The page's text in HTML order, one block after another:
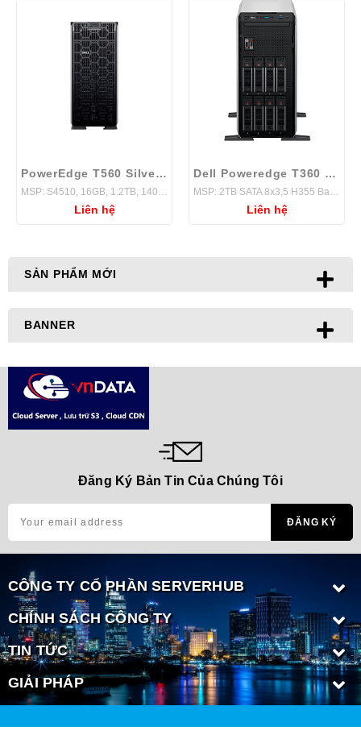
PowerEdge T560 Silver 4510
MSP: S4510, 16GB, 1.2TB, 1400W, H755,
Liên hệ
Dell Poweredge T360 E-2436
MSP: 2TB SATA 8x3,5 H355 Basic
Liên hệ
SẢN PHẨM MỚI
BANNER
Đăng Ký Bản Tin Của Chúng Tôi
CÔNG TY CỔ PHẦN SERVERHUB
CHÍNH SÁCH CÔNG TY
TIN TỨC
GIẢI PHÁP